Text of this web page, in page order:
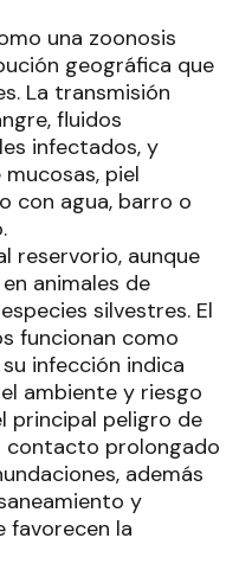
una zoonosis
geográfica que
La transmisión
fluidos
infectados, y
piel
con agua, barro o
reservorio, aunque
animales de
silvestres. El
funcionan como
infección indica
ambiente y riesgo
principal peligro de
contacto prolongado
además
y
favorecen la